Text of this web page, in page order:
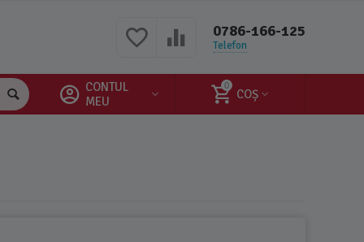
0786-166-125
Telefon
0
COȘ
CONTUL
MEU